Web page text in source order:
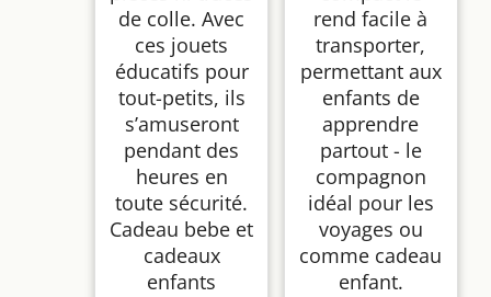
de colle. Avec
ces jouets
éducatifs pour
tout-petits, ils
s’amuseront
pendant des
heures en
toute sécurité.
Cadeau bebe et
cadeaux
enfants
rend facile à
transporter,
permettant aux
enfants de
apprendre
partout - le
compagnon
idéal pour les
voyages ou
comme cadeau
enfant.